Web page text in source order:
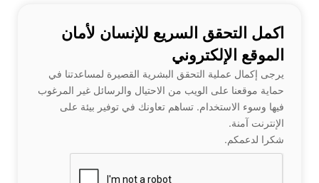
اكمل التحقق السريع للإنسان لأمان
الموقع الإلكتروني
يرجى إكمال عملية التحقق البشرية القصيرة لمساعدتنا في
حماية موقعنا على الويب من الاحتيال والرسائل غير المرغوب
فيها وسوء الاستخدام. تساهم تعاونك في توفير بيئة على
الإنترنت آمنة.
شكرا لدعمكم.